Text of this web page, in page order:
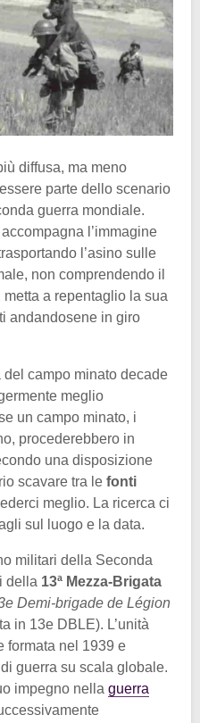
diffusa, ma meno
parte dello scenario
guerra mondiale.
l’immagine
l’asino sulle
non comprendendo il
metta a repentaglio la sua
andandosene in giro
campo minato decade
meglio
un campo minato, i
procederebbero in
una disposizione
scavare tra le fonti
meglio. La ricerca ci
sul luogo e la data.
militari della Seconda
della 13ª Mezza-Brigata
Demi-brigade de Légion
in 13e DBLE). L’unità
formata nel 1939 e
guerra su scala globale.
impegno nella guerra